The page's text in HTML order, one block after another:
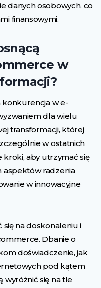
danych osobowych, co
finansowymi.
w
konkurencja w e-
dla wielu
transformacji, której
w ostatnich
aby utrzymać się
aspektów radzenia
w innowacyjne
na doskonaleniu i
Dbanie o
doświadczenie, jak
pod kątem
wyróżnić się na tle